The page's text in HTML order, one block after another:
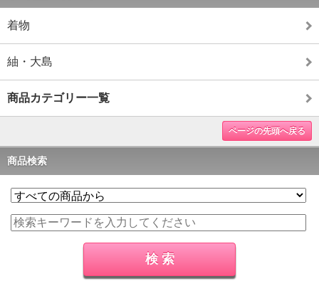
着物
紬・大島
商品カテゴリー一覧
ページの先頭へ戻る
商品検索